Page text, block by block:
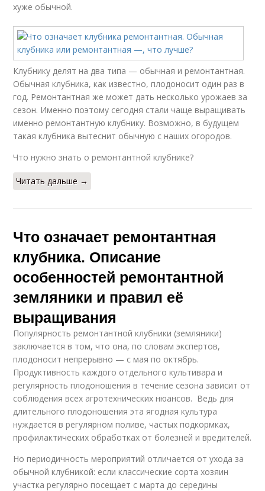
хуже обычной.
Клубнику делят на два типа — обычная и ремонтантная.
Обычная клубника, как известно, плодоносит один раз в
год. Ремонтантная же может дать несколько урожаев за
сезон. Именно поэтому сегодня стали чаще выращивать
именно ремонтантную клубнику. Возможно, в будущем
такая клубника вытеснит обычную с наших огородов.
Что нужно знать о ремонтантной клубнике?
Читать дальше →
Что означает ремонтантная
клубника. Описание
особенностей ремонтантной
земляники и правил её
выращивания
Популярность ремонтантной клубники (земляники)
заключается в том, что она, по словам экспертов,
плодоносит непрерывно — с мая по октябрь.
Продуктивность каждого отдельного культивара и
регулярность плодоношения в течение сезона зависит от
соблюдения всех агротехнических нюансов. Ведь для
длительного плодоношения эта ягодная культура
нуждается в регулярном поливе, частых подкормках,
профилактических обработках от болезней и вредителей.
Но периодичность мероприятий отличается от ухода за
обычной клубникой: если классические сорта хозяин
участка регулярно посещает с марта до середины